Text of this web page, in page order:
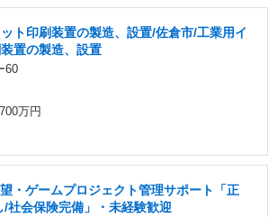
ト印刷装置の製造、設置/佐倉市/工業用イ
置の製造、設置
60
万円
・ゲームプロジェクト管理サポート「正
社会保険完備」・未経験歓迎